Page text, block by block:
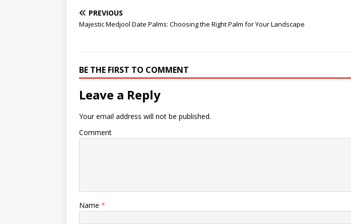
PREVIOUS
Majestic Medjool Date Palms: Choosing the Right Palm for Your Landscape
BE THE FIRST TO COMMENT
Leave a Reply
Your email address will not be published.
Comment
Name *